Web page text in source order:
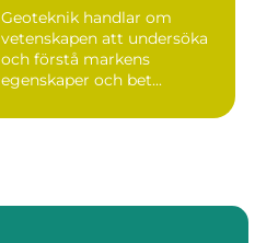
Geoteknik handlar om
vetenskapen att undersöka
och förstå markens
egenskaper och bet...